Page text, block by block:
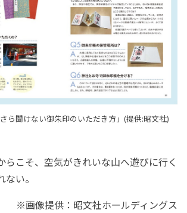
ら聞けない御朱印のいただき方」(提供:昭文社)
こそ、空気がきれいな山へ遊びに行く
い。
※画像提供：昭文社ホールディングス